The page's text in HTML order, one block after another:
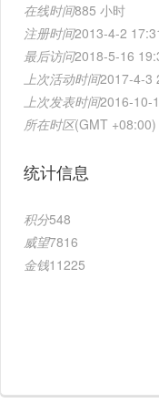
在线时间885 小时
注册时间2013-4-2
最后访问2018-5-16
上次活动时间2017-4-3
上次发表时间2016-10-
所在时区(GMT
统计信息
积分548
威望7816
金钱11225